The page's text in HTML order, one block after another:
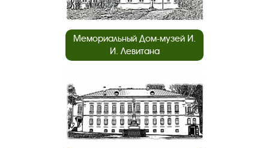
Мемориальный Дом-музей И.
И. Левитана